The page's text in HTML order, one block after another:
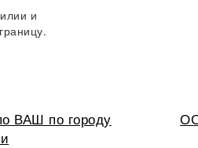
и
ВАШ по городу